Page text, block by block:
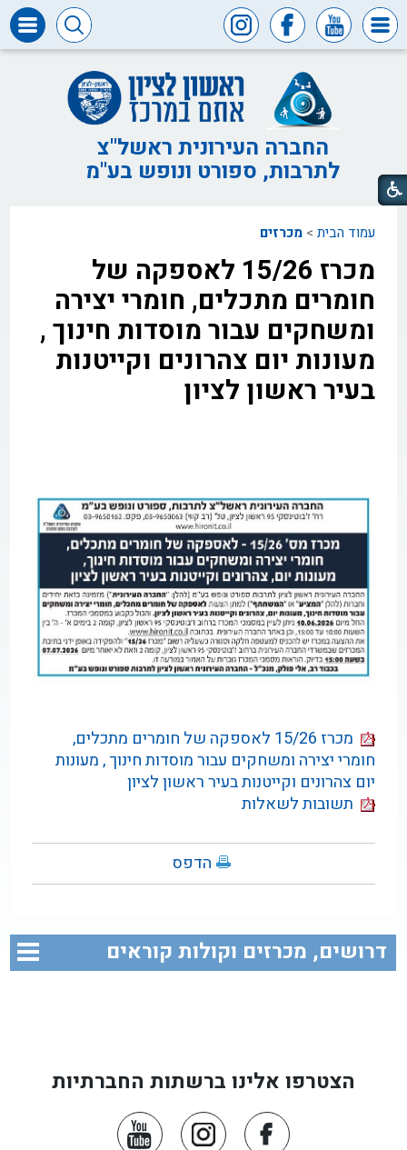
ומכרזים
חופש
המידע
דבר
ראש
דבר
החברה
צור
קשר
החברה העירונית ראשל"צ
לתרבות, ספורט ונופש בע"מ
עמוד הבית >מכרזים
מכרז 15/26 לאספקה של
חומרים מתכלים, חומרי יצירה
ומשחקים עבור מוסדות חינוך ,
מעונות יום צהרונים וקייטנות
בעיר ראשון לציון
מכרז 15/26 לאספקה של חומרים מתכלים,
חומרי יצירה ומשחקים עבור מוסדות חינוך , מעונות
יום צהרונים וקייטנות בעיר ראשון לציון
תשובות לשאלות
הדפס
דרושים, מכרזים וקולות קוראים
הצטרפו אלינו ברשתות החברתיות